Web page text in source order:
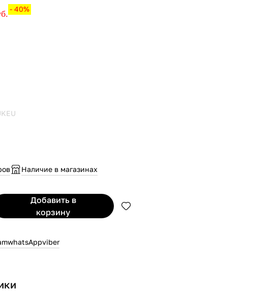
- 40%
EU
Наличие в магазинах
Добавитьв
корзину
whatsAppviber